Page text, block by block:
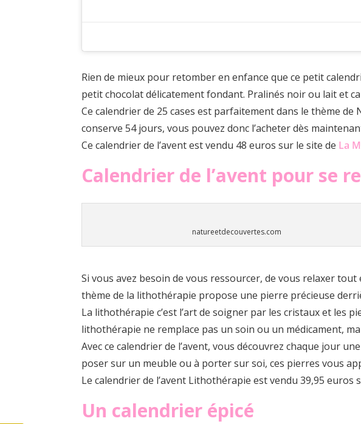
Rien de mieux pour retomber en enfance que ce petit
petit chocolat délicatement fondant. Pralinés noir ou lait et
Ce calendrier de 25 cases est parfaitement dans le thème
conserve 54 jours, vous pouvez donc l’acheter dès
Ce calendrier de l’avent est vendu 48 euros sur le site de La
Calendrier de l’avent pour se
natureetdecouvertes.com
Si vous avez besoin de vous ressourcer, de vous relaxer
thème de la lithothérapie propose une pierre précieuse
La lithothérapie c’est l’art de soigner par les cristaux et les
lithothérapie ne remplace pas un soin ou un médicament,
Avec ce calendrier de l’avent, vous découvrez chaque jour
poser sur un meuble ou à porter sur soi, ces pierres vous
Le calendrier de l’avent Lithothérapie est vendu 39,95 euros
Un calendrier épicé